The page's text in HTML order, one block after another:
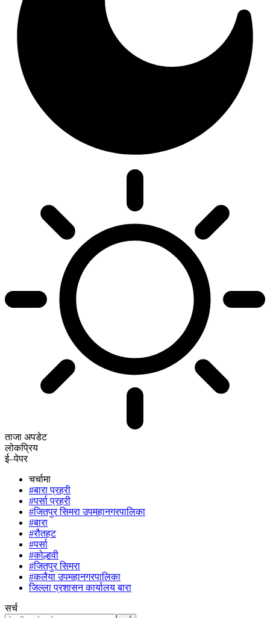
ताजा अपडेट
लोकप्रिय
ई–पेपर
चर्चामा
#बारा प्रहरी
#पर्सा प्रहरी
#जितपुर सिमरा उपमहानगरपालिका
#बारा
#रौतहट
#पर्सा
#कोल्हवी
#जितपुर सिमरा
#कलैया उपमहानगरपालिका
जिल्ला प्रशासन कार्यालय बारा
सर्च